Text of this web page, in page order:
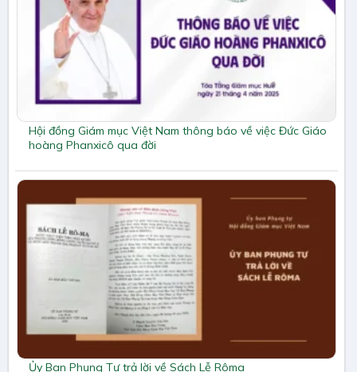
Hội đồng Giám mục Việt Nam thông báo về việc Đức Giáo
hoàng Phanxicô qua đời
Ủy Ban Phụng Tự trả lời về Sách Lễ Rôma